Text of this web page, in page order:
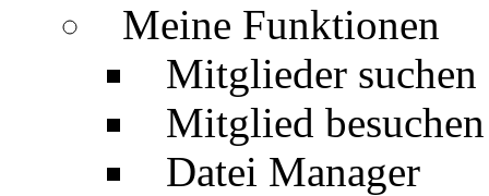
Meine Funktionen
Mitglieder suchen
Mitglied besuchen
Datei Manager